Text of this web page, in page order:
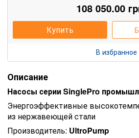
108 050.00
Купить
В избранное
Описание
Насосы серии SinglePro
Энергоэффективные
из нержавеющей стали
Производитель: UltroPump